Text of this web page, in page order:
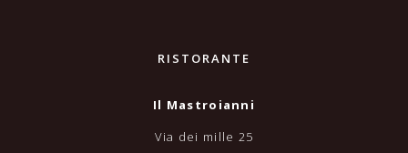
RISTORANTE
Il Mastroianni
Via dei mille 25